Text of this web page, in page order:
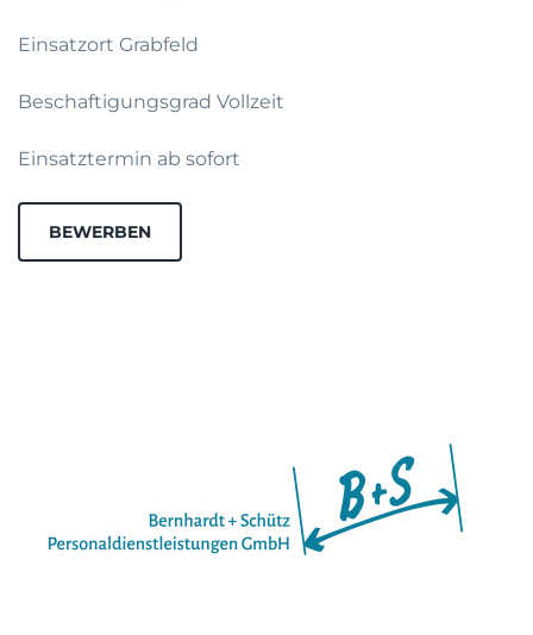
Einsatzort Grabfeld
Beschaftigungsgrad Vollzeit
Einsatztermin ab sofort
BEWERBEN